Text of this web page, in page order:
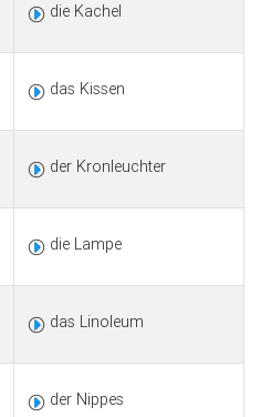
die Kachel
das Kissen
der Kronleuchter
die Lampe
das Linoleum
der Nippes